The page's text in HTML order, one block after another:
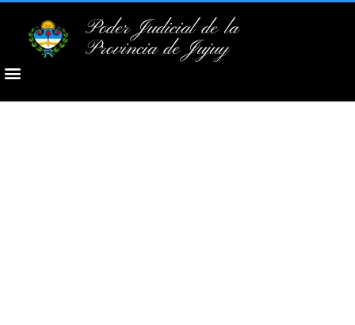
Poder Judicial de la
Provincia de Jujuy